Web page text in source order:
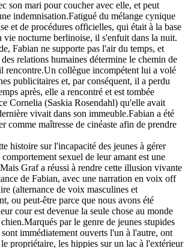
son mari pour coucher avec elle, et peut
indemnisation.Fatigué du mélange cynique
et de procédures officielles, qui était à la base
vie nocturne berlinoise, il s'enfuit dans la nuit.
Fabian ne supporte pas l'air du temps, et
relations humaines détermine le chemin de
rencontre.Un collègue incompétent lui a volé
publicitaires et, par conséquent, il a perdu
après, elle a rencontré et est tombée
Cornelia (Saskia Rosendahl) qu'elle avait
vivait dans son immeuble.Fabian a été
comme maîtresse de cinéaste afin de prendre
histoire sur l'incapacité des jeunes à gérer
sexuel de leur amant est une
Graf a réussi à rendre cette illusion vivante
de Fabian, avec une narration en voix off
(alternance de voix masculines et
ou peut-être parce que nous avons été
cour est devenue la seule chose au monde
par le genre de jeunes stupides
sont immédiatement ouverts l'un à l'autre, ont
propriétaire, les hippies sur un lac à l'extérieur